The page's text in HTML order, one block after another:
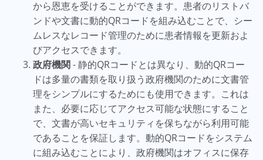
から恩恵を受けることができます。患者のリストバ
ンドや文書に動的QRコードを組み込むことで、シー
ムレスなレコード管理のために患者情報を更新およ
びアクセスできます。
政府機関- 静的QRコードとは異なり、動的QRコー
ドは多量の書類を取り扱う政府機関のために文書管
理をシンプルにするためにも使用できます。これは
また、必要に応じてアクセス可能な状態にすること
で、文書が高いセキュリティを保ちながら利用可能
であることを保証します。動的QRコードをシステム
に組み込むことにより、政府機関はオフィスに保存